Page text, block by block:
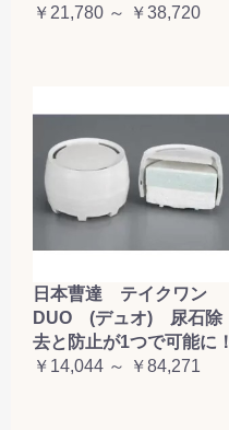
￥21,780 ～ ￥38,720
日本曹達 テイクワン
DUO (デュオ) 尿石除
去と防止が1つで可能に！
￥14,044 ～ ￥84,271